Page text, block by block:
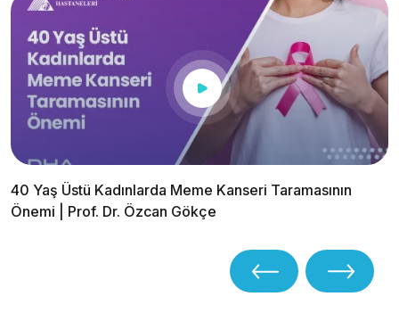
40 Yaş Üstü Kadınlarda Meme Kanseri Taramasının
Önemi | Prof. Dr. Özcan Gökçe